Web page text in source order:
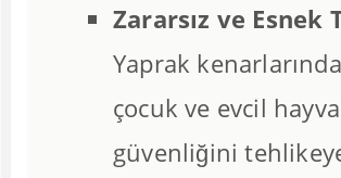
Zararsız ve Esnek
Yaprak
çocuk ve evcil
güvenliğini